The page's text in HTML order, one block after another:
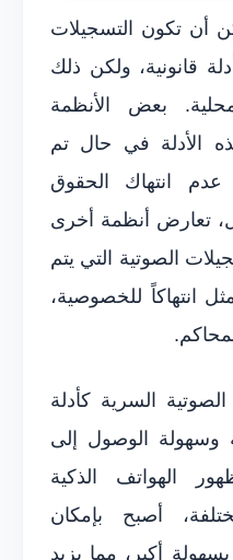
أن تكون التسجيلات
قانونية، ولكن ذلك
بعض الأنظمة
الأدلة في حال تم
انتهاك الحقوق
تعارض أنظمة أخرى
الصوتية التي يتم
انتهاكاً للخصوصية،
الصوتية السرية كأدلة
وسهولة الوصول إلى
الهواتف الذكية
أصبح بإمكان
أكبر، مما يزيد